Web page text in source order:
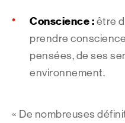
Conscience : être
prendre
pensées, de ses
environnement.
« De nombreuses